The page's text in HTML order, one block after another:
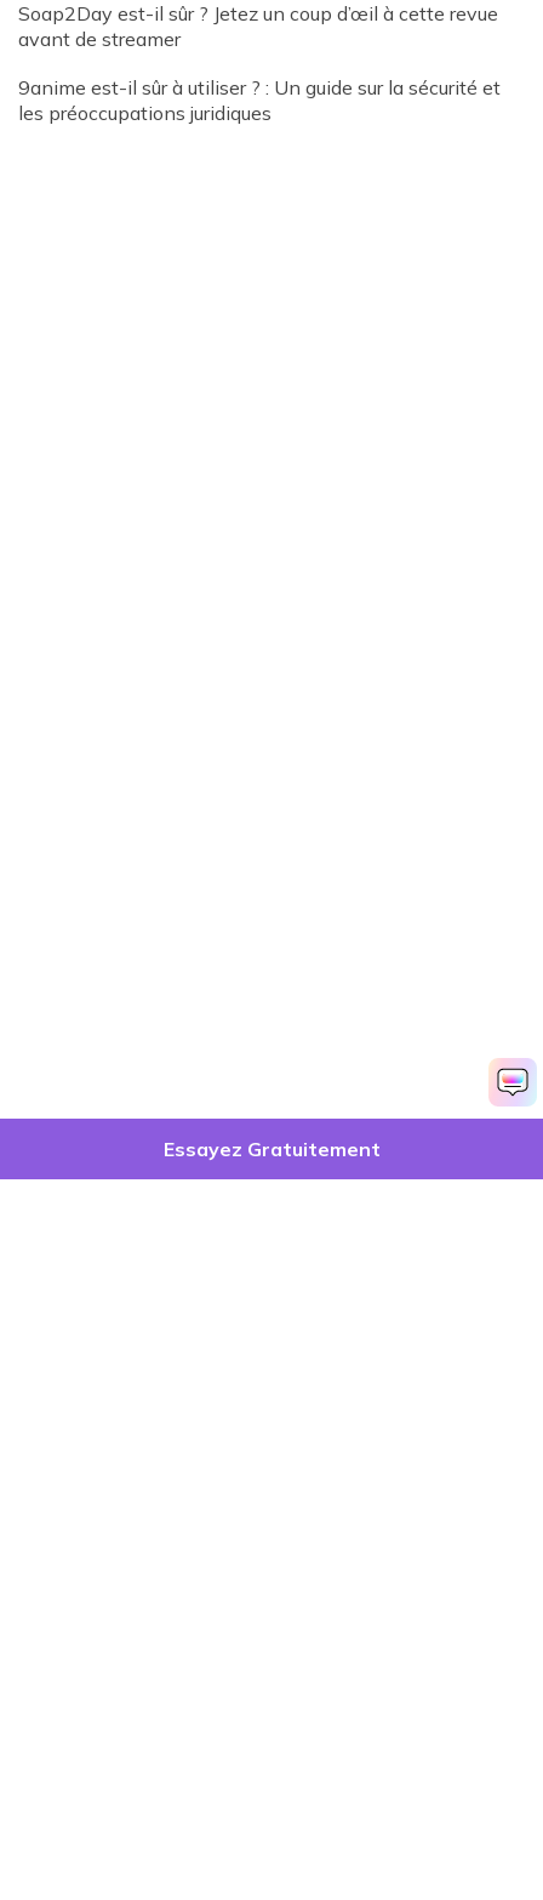
Soap2Day est-il sûr ? Jetez un coup d’œil à cette revue
avant de streamer
9anime est-il sûr à utiliser ? : Un guide sur la sécurité et
les préoccupations juridiques
Essayez Gratuitement